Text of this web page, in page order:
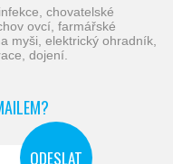
ovcí, farmářské
myši, elektrický ohradník,
dojení.